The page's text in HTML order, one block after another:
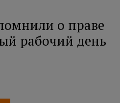
о праве
рабочий день